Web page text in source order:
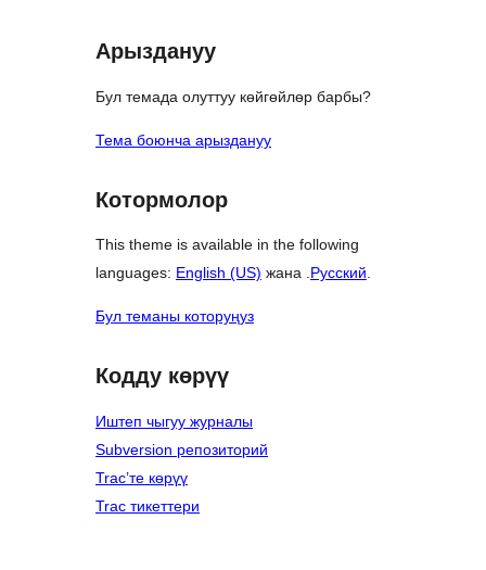
Арыздануу
Бул темада олуттуу көйгөйлөр барбы?
Тема боюнча арыздануу
Котормолор
This theme is available in the following
languages: English (US) жана .Русский.
Бул теманы которуңуз
Кодду көрүү
Иштеп чыгуу журналы
Subversion репозиторий
Trac’те көрүү
Trac тикеттери